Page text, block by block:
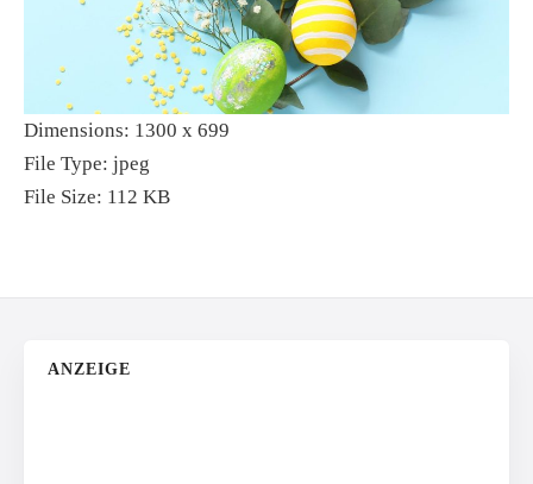
Dimensions: 1300 x 699
File Type: jpeg
File Size: 112 KB
ANZEIGE